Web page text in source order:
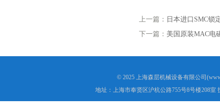
上一篇： 日本进口SMC锁
下一篇： 美国原装MAC电
© 2025 上海森层机械设备有限公司
地址：上海市奉贤区沪杭公路755号8号楼208室